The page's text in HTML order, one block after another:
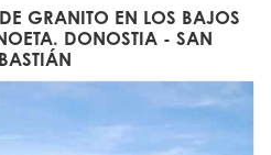
GRANITO EN LOS BAJOS
DONOSTIA - SAN